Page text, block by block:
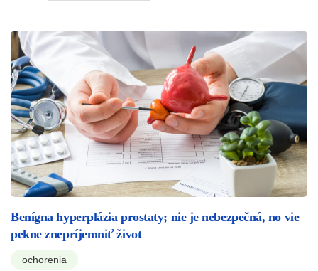
Benígna hyperplázia prostaty; nie je nebezpečná, no vie
pekne znepríjemniť život
ochorenia